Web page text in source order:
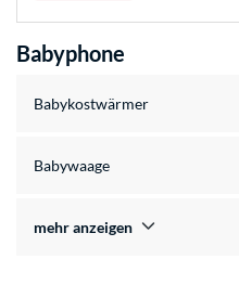
Babyphone
Babykostwärmer
Babywaage
mehr anzeigen